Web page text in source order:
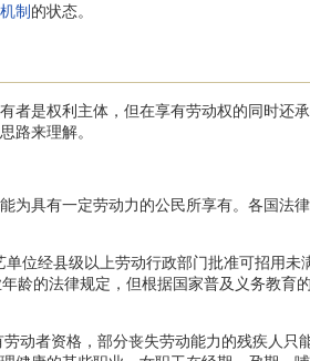
机制 的状态。
者是权利主体，但在享有劳动权的同时还
路来理解。
具有一定劳动力的公民所享有。各国法
经县级以上劳动行政部门批准可招用未
龄的法律规定，但根据国家普及义务教育
者资格，部分丧失劳动能力的残疾人只